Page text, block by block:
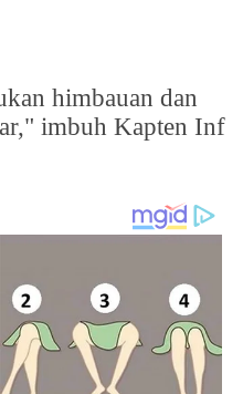
himbauan dan
imbuh Kapten Inf